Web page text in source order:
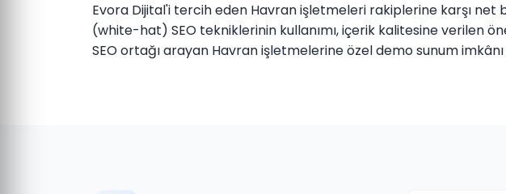
Evora Dijital'i tercih eden Havran işletmeleri rakiplerine karşı net
(white-hat) SEO tekniklerinin kullanımı, içerik kalitesine verilen
SEO ortağı arayan Havran işletmelerine özel demo sunum imkânı